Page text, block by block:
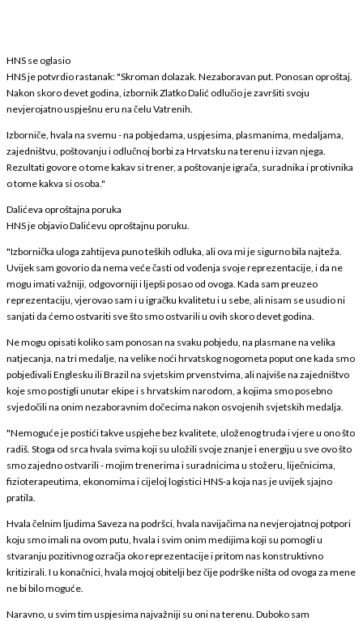
HNS se oglasio
HNS je potvrdio rastanak: "Skroman dolazak. Nezaboravan put. Ponosan oproštaj.
Nakon skoro devet godina, izbornik Zlatko Dalić odlučio je završiti svoju
nevjerojatno uspješnu eru na čelu Vatrenih.
Izborniče, hvala na svemu - na pobjedama, uspjesima, plasmanima, medaljama,
zajedništvu, poštovanju i odlučnoj borbi za Hrvatsku na terenu i izvan njega.
Rezultati govore o tome kakav si trener, a poštovanje igrača, suradnika i protivnika
o tome kakva si osoba."
Dalićeva oproštajna poruka
HNS je objavio Dalićevu oproštajnu poruku.
"Izbornička uloga zahtijeva puno teških odluka, ali ova mi je sigurno bila najteža.
Uvijek sam govorio da nema veće časti od vođenja svoje reprezentacije, i da ne
mogu imati važniji, odgovorniji i ljepši posao od ovoga. Kada sam preuzeo
reprezentaciju, vjerovao sam i u igračku kvalitetu i u sebe, ali nisam se usudio ni
sanjati da ćemo ostvariti sve što smo ostvarili u ovih skoro devet godina.
Ne mogu opisati koliko sam ponosan na svaku pobjedu, na plasmane na velika
natjecanja, na tri medalje, na velike noći hrvatskog nogometa poput one kada smo
pobjeđivali Englesku ili Brazil na svjetskim prvenstvima, ali najviše na zajedništvo
koje smo postigli unutar ekipe i s hrvatskim narodom, a kojima smo posebno
svjedočili na onim nezaboravnim dočecima nakon osvojenih svjetskih medalja.
"Nemoguće je postići takve uspjehe bez kvalitete, uloženog truda i vjere u ono što
radiš. Stoga od srca hvala svima koji su uložili svoje znanje i energiju u sve ovo što
smo zajedno ostvarili - mojim trenerima i suradnicima u stožeru, liječnicima,
fizioterapeutima, ekonomima i cijeloj logistici HNS-a koja nas je uvijek sjajno
pratila.
Hvala čelnim ljudima Saveza na podršci, hvala navijačima na nevjerojatnoj potpori
koju smo imali na ovom putu, hvala i svim onim medijima koji su pomogli u
stvaranju pozitivnog ozračja oko reprezentacije i pritom nas konstruktivno
kritizirali. I u konačnici, hvala mojoj obitelji bez čije podrške ništa od ovoga za mene
ne bi bilo moguće.
Naravno, u svim tim uspjesima najvažniji su oni na terenu. Duboko sam